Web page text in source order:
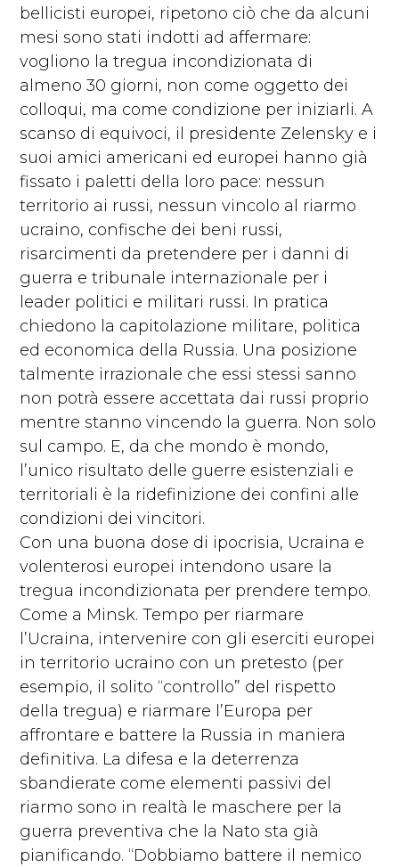
bellicisti europei, ripetono ciò che da alcuni
mesi sono stati indotti ad affermare:
vogliono la tregua incondizionata di
almeno 30 giorni, non come oggetto dei
colloqui, ma come condizione per iniziarli. A
scanso di equivoci, il presidente Zelensky e i
suoi amici americani ed europei hanno già
fissato i paletti della loro pace: nessun
territorio ai russi, nessun vincolo al riarmo
ucraino, confische dei beni russi,
risarcimenti da pretendere per i danni di
guerra e tribunale internazionale per i
leader politici e militari russi. In pratica
chiedono la capitolazione militare, politica
ed economica della Russia. Una posizione
talmente irrazionale che essi stessi sanno
non potrà essere accettata dai russi proprio
mentre stanno vincendo la guerra. Non solo
sul campo. E, da che mondo è mondo,
l’unico risultato delle guerre esistenziali e
territoriali è la ridefinizione dei confini alle
condizioni dei vincitori.
Con una buona dose di ipocrisia, Ucraina e
volenterosi europei intendono usare la
tregua incondizionata per prendere tempo.
Come a Minsk. Tempo per riarmare
l’Ucraina, intervenire con gli eserciti europei
in territorio ucraino con un pretesto (per
esempio, il solito “controllo” del rispetto
della tregua) e riarmare l’Europa per
affrontare e battere la Russia in maniera
definitiva. La difesa e la deterrenza
sbandierate come elementi passivi del
riarmo sono in realtà le maschere per la
guerra preventiva che la Nato sta già
pianificando. “Dobbiamo battere il nemico